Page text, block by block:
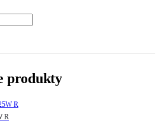
produkty
R